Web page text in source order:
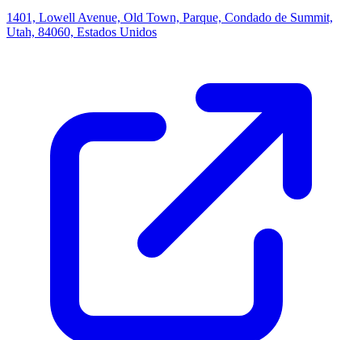
1401, Lowell Avenue, Old Town, Parque, Condado de Summit,
Utah, 84060, Estados Unidos